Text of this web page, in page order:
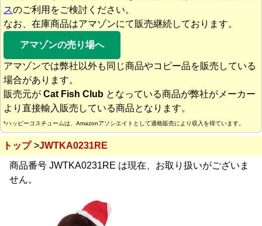
スのご利用をご検討ください。
なお、在庫商品はアマゾンにて販売継続しております。
アマゾンの売り場へ
アマゾンでは弊社以外も同じ商品やコピー品を販売している
場合があります。
販売元が Cat Fish Club となっている商品が弊社がメーカー
より直接輸入販売している商品となります。
*ハッピーコスチュームは、Amazonアソシエイトとして適格販売により収入を得ています。
トップ
JWTKA0231RE
商品番号 JWTKA0231RE は現在、お取り扱いがございま
せん。